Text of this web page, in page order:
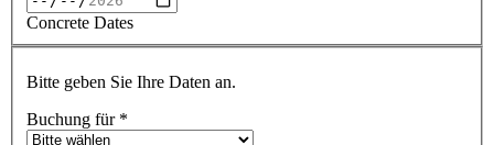
Concrete Dates
Bitte geben Sie Ihre Daten an.
Buchung für *